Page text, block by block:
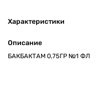
Характеристики
Описание
БАКБАКТАМ 0,75ГР №1 ФЛ